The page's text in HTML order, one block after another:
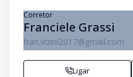
Corretor
Franciele Grassi
fran.vizini2017@gmail.com
Ligar